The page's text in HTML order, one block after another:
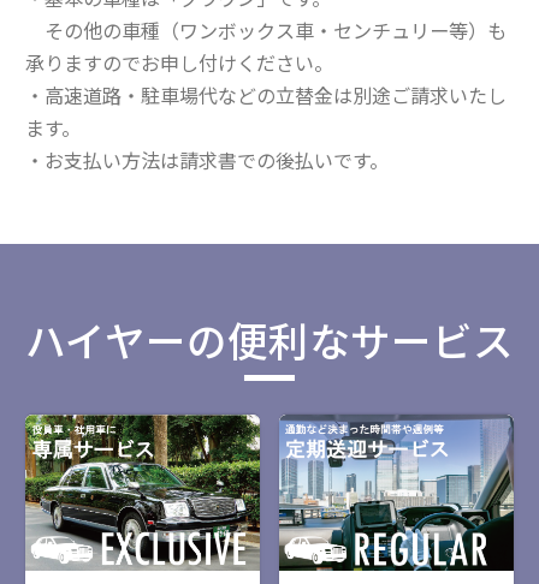
その他の車種（ワンボックス車・センチュリー等）も
承りますのでお申し付けください。
・高速道路・駐車場代などの立替金は別途ご請求いたし
ます。
・お支払い方法は請求書での後払いです。
ハイヤーの便利なサービス